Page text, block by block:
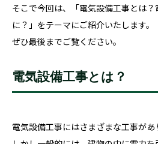
そこで今回は、「電気設備工事とは
に？」をテーマにご紹介いたします。
ぜひ最後までご覧ください。
電気設備工事とは？
電気設備工事にはさまざまな工事があ